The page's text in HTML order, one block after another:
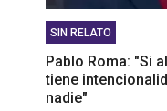
SIN RELATO
Pablo Roma: "Si
tiene
nadie"